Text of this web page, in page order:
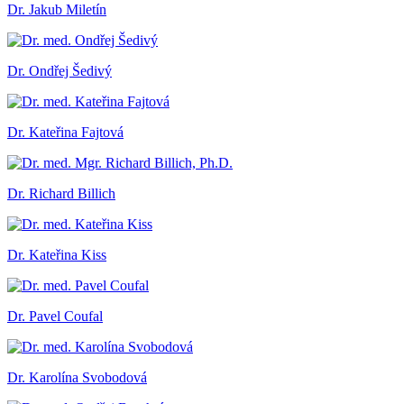
Dr. Jakub Miletín
Dr. Ondřej Šedivý
Dr. Kateřina Fajtová
Dr. Richard Billich
Dr. Kateřina Kiss
Dr. Pavel Coufal
Dr. Karolína Svobodová